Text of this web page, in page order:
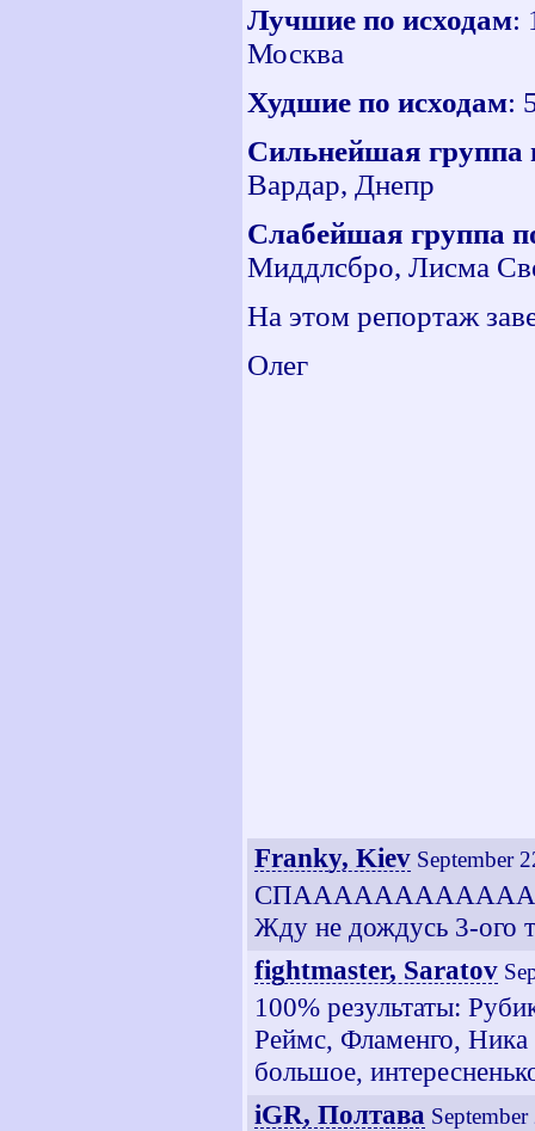
Лучшие по исходам:
Москва
Худшие по исходам:
Сильнейшая группа
Вардар, Днепр
Слабейшая группа
Миддлсбро, Лисма
На этом репортаж
Олег
Franky, Kiev September
Жду не дождусь 3-ого
fightmaster, Saratov
100% результаты:
Реймс, Фламенго,
большое,
iGR, Полтава